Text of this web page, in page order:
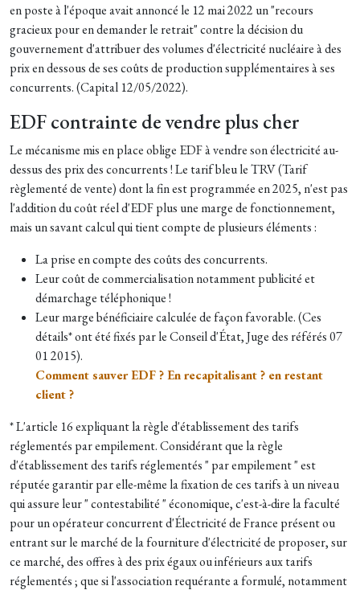
en poste à l'époque avait annoncé le 12 mai 2022 un "recours
gracieux pour en demander le retrait" contre la décision du
gouvernement d'attribuer des volumes d'électricité nucléaire à des
prix en dessous de ses coûts de production supplémentaires à ses
concurrents. (Capital 12/05/2022).
EDF contrainte de vendre plus cher
Le mécanisme mis en place oblige EDF à vendre son électricité au-
dessus des prix des concurrents ! Le tarif bleu le TRV (Tarif
règlementé de vente) dont la fin est programmée en 2025, n'est pas
l'addition du coût réel d'EDF plus une marge de fonctionnement,
mais un savant calcul qui tient compte de plusieurs éléments :
La prise en compte des coûts des concurrents.
Leur coût de commercialisation notamment publicité et
démarchage téléphonique !
Leur marge bénéficiaire calculée de façon favorable. (Ces
détails* ont été fixés par le Conseil d'État, Juge des référés 07
01 2015).
Comment sauver EDF ? En recapitalisant ? en restant
client ?
* L'article 16 expliquant la règle d'établissement des tarifs
réglementés par empilement. Considérant que la règle
d'établissement des tarifs réglementés " par empilement " est
réputée garantir par elle-même la fixation de ces tarifs à un niveau
qui assure leur " contestabilité " économique, c'est-à-dire la faculté
pour un opérateur concurrent d'Électricité de France présent ou
entrant sur le marché de la fourniture d'électricité de proposer, sur
ce marché, des offres à des prix égaux ou inférieurs aux tarifs
réglementés ; que si l'association requérante a formulé, notamment